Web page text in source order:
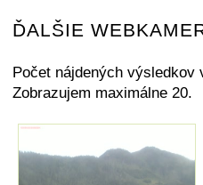
ĎALŠIE
Počet nájdených výsledkov
Zobrazujem maximálne 20.